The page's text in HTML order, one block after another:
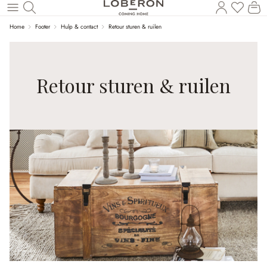
Naar de hoofdinhoud
U
Home Footer Hulp & contact Retour sturen & ruilen
Retour sturen & ruilen